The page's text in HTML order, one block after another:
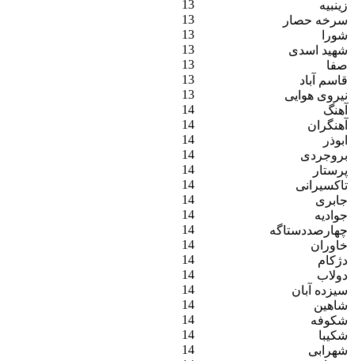
زینبیه
13
سرخه حصار
13
شورا
13
شهید اسدی
13
صفا
13
قاسم آباد
13
نیروی هوایی
13
آهنگ
14
آهنگران
14
ابوذر
14
بروجردی
14
پرستار
14
تاکسیرانی
14
جابری
14
جوادیه
14
چهارصددستاگه
14
خاوران
14
دژکام
14
دولاب
14
سیزده آبان
14
شاهین
14
شکوفه
14
شکیبا
14
شهرابی
14